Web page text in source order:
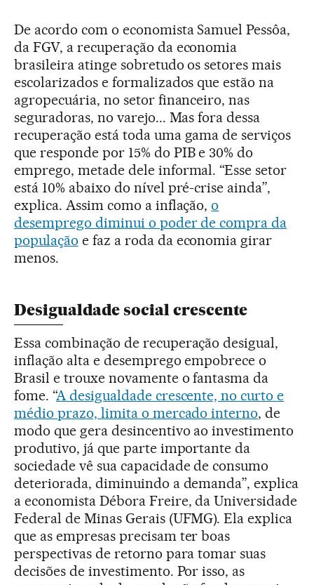
De acordo com o economista Samuel Pessôa,
da FGV, a recuperação da economia
brasileira atinge sobretudo os setores mais
escolarizados e formalizados que estão na
agropecuária, no setor financeiro, nas
seguradoras, no varejo... Mas fora dessa
recuperação está toda uma gama de serviços
que responde por 15% do PIB e 30% do
emprego, metade dele informal. “Esse setor
está 10% abaixo do nível pré-crise ainda”,
explica. Assim como a inflação,o
desemprego diminui o poder de compra da
população e faz a roda da economia girar
menos.
Desigualdade social crescente
Essa combinação de recuperação desigual,
inflação alta e desemprego empobrece o
Brasil e trouxe novamente o fantasma da
fome. “A desigualdade crescente, no curto e
médio prazo, limita o mercado interno, de
modo que gera desincentivo ao investimento
produtivo, já que parte importante da
sociedade vê sua capacidade de consumo
deteriorada, diminuindo a demanda”, explica
a economista Débora Freire, da Universidade
Federal de Minas Gerais (UFMG). Ela explica
que as empresas precisam ter boas
perspectivas de retorno para tomar suas
decisões de investimento. Por isso, as